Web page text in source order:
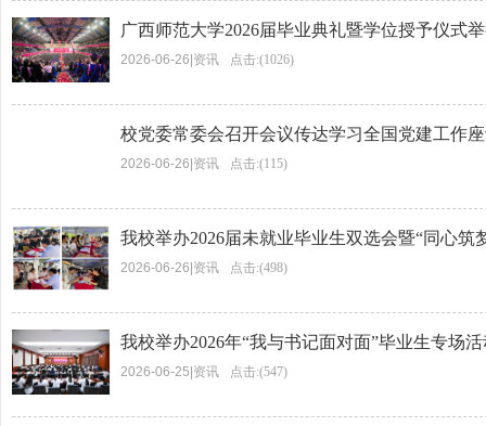
广西师范大学2026届毕业典礼暨学位授予仪式
2026-06-26 资讯 点击:(1026)
校党委常委会召开会议传达学习全国党建工作
2026-06-26 资讯 点击:(115)
我校举办2026届未就业毕业生双选会暨“同心
2026-06-26 资讯 点击:(498)
我校举办2026年“我与书记面对面”毕业生专场
2026-06-25 资讯 点击:(547)